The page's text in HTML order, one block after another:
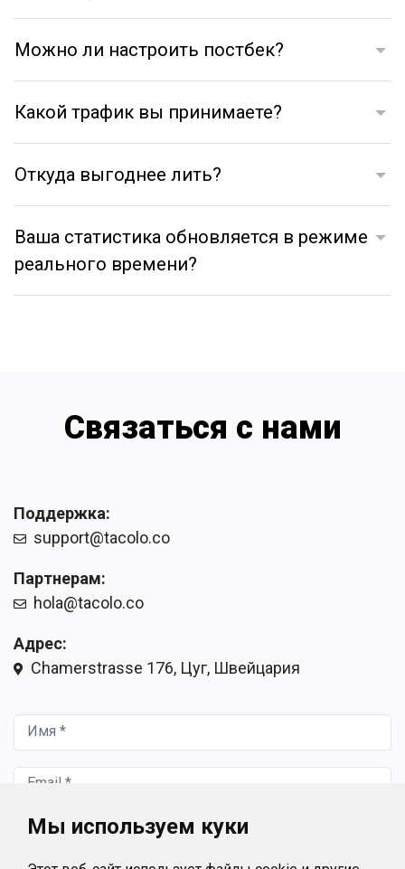
Мы используем куки
Можно ли настроить постбек?
Какой трафик вы принимаете?
Откуда выгоднее лить?
Ваша статистика обновляется в режиме
реального времени?
Связаться с нами
Поддержка:
support@tacolo.co
Партнерам:
hola@tacolo.co
Адрес:
Chamerstrasse 176, Цуг, Швейцария
Имя *
Email *
Сообщение *